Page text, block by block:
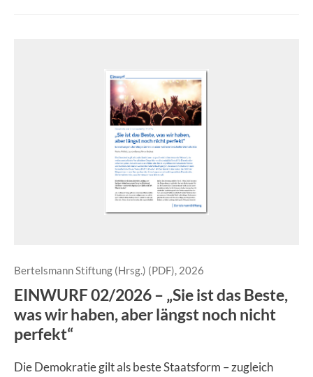
Bertelsmann Stiftung (Hrsg.) (PDF), 2026
EINWURF 02/2026 – „Sie ist das Beste,
was wir haben, aber längst noch nicht
perfekt“
Die Demokratie gilt als beste Staatsform – zugleich